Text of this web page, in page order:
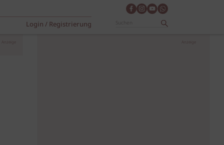
Login / Registrierung
Anzeige Anzeige